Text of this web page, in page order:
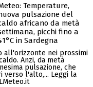
Temperature,
pulsazione del
africano da metà
picchi fino a
in Sardegna
all'orizzonte nei prossimi
Anzi, da metà
pulsazione, che
verso l'alto,... Leggi la